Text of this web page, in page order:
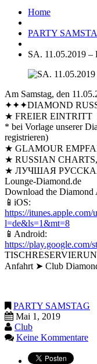
Home
PARTY
SA. 11.05.2019
Am Samstag, den
✦✦✦DIAMOND
★ FREIER EINTRITT
* bei Vorlage unserer
registrieren)
★ GLAMOUR
★ RUSSIAN
★ ЛУЧШАЯ
Lounge-Diamond.de
Download the Diamond
📱iOS:
https://
l=de&ls=1&mt=8
📱Android:
https://play.google.com/
Anfahrt ➤ Club
PARTY SAMSTAG
Mai 1, 2019
Club
Keine Kommentare